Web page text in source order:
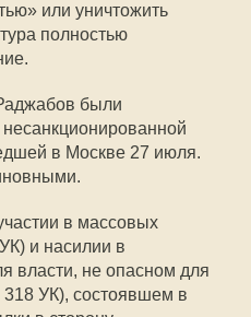
или уничтожить
полностью
были
в Москве 27 июля.
в массовых
и насилии в
власти, не опасном для
318 УК), состоявшем в